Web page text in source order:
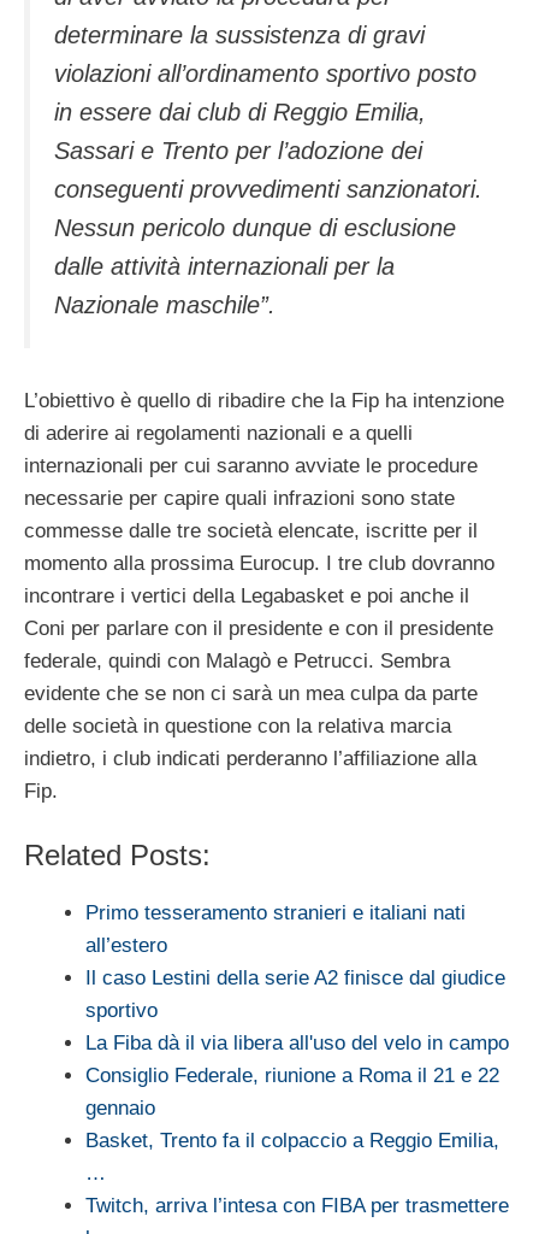
determinare la sussistenza di gravi
violazioni all’ordinamento sportivo posto
in essere dai club di Reggio Emilia,
Sassari e Trento per l’adozione dei
conseguenti provvedimenti sanzionatori.
Nessun pericolo dunque di esclusione
dalle attività internazionali per la
Nazionale maschile”.
L’obiettivo è quello di ribadire che la Fip ha intenzione
di aderire ai regolamenti nazionali e a quelli
internazionali per cui saranno avviate le procedure
necessarie per capire quali infrazioni sono state
commesse dalle tre società elencate, iscritte per il
momento alla prossima Eurocup. I tre club dovranno
incontrare i vertici della Legabasket e poi anche il
Coni per parlare con il presidente e con il presidente
federale, quindi con Malagò e Petrucci. Sembra
evidente che se non ci sarà un mea culpa da parte
delle società in questione con la relativa marcia
indietro, i club indicati perderanno l’affiliazione alla
Fip.
Related Posts:
Primo tesseramento stranieri e italiani nati
all’estero
Il caso Lestini della serie A2 finisce dal giudice
sportivo
La Fiba dà il via libera all'uso del velo in campo
Consiglio Federale, riunione a Roma il 21 e 22
gennaio
Basket, Trento fa il colpaccio a Reggio Emilia,
…
Twitch, arriva l’intesa con FIBA per trasmettere